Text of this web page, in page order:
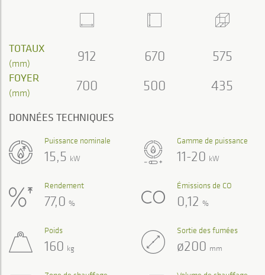
TOTAUX
(mm) 912 670 575
FOYER
(mm) 700 500 435
DONNÉES TECHNIQUES
Gamme de puissance
11-20 kW
Puissance nominale
15,5 kW
Rendement
77,0 %
Émissions de CO
0,12 %
Poids
160 kg
Sortie des fumées
ø200 mm